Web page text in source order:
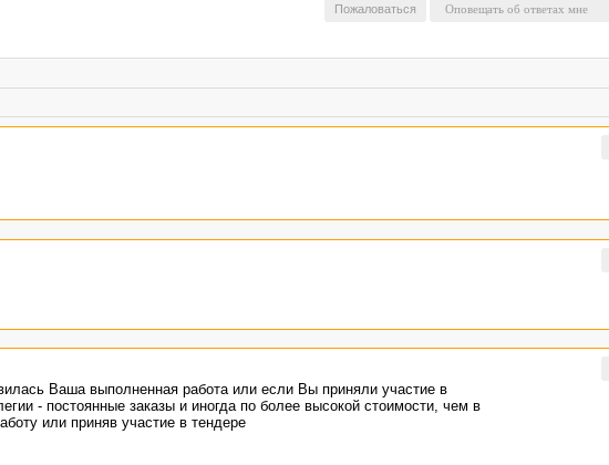
Пожаловаться
Ваша выполненная работа или если Вы приняли участие в
- постоянные заказы и иногда по более высокой стоимости, чем в
или приняв участие в тендере